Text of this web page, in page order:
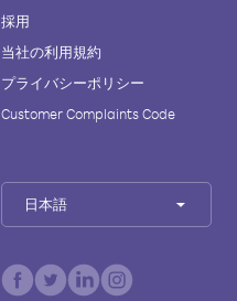
採用
当社の利用規約
プライバシーポリシー
Customer Complaints Code
日本語